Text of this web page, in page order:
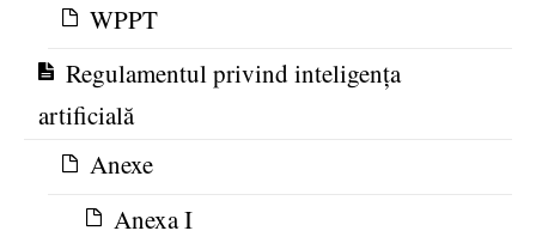
WPPT
Regulamentul privind inteligența
artificială
Anexe
Anexa I